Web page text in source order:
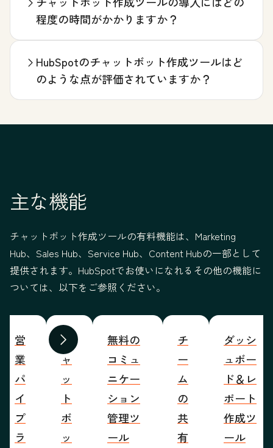
程度の時間がかかりますか？
HubSpotのチャットボット作成ツールはど
のような点が評価されていますか？
主な機能
チャットボット作成ツールの有料機能は、Marketing
Hub、Sales Hub、Service Hub、Content Hubの一部として
提供されます。HubSpotでお使いになれるその他の機能に
ついては、以下をご参照ください。
前へ 次へ
営
業
パ
イ
プ
ラ
チ
ャ
ッ
ト
ボ
ッ
無料の
コミュ
ニケー
ション
管理ツ
ール
チ
ー
ム
の
共
有
ダッシ
ュボー
ド＆レ
ポート
作成ツ
ール